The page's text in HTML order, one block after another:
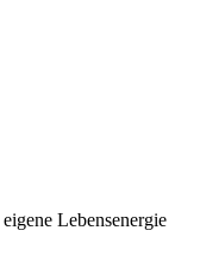
Lebensenergie